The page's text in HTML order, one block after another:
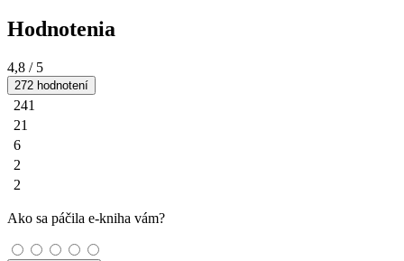
Hodnotenia
4,8 / 5
272 hodnotení
241
21
6
2
2
Ako sa páčila e-kniha vám?